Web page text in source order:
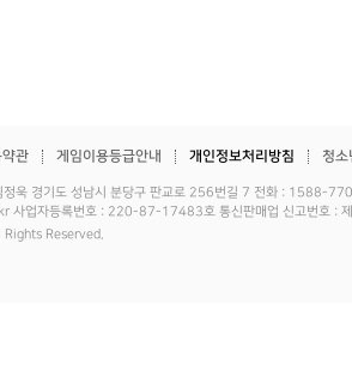
약관 게임이용등급안내 개인정보처리방침 청소
김정욱 경기도 성남시 분당구 판교로 256번길 7 전화 :
사업자등록번호 : 220-87-17483호 통신판매업 신고번호 :
Reserved.